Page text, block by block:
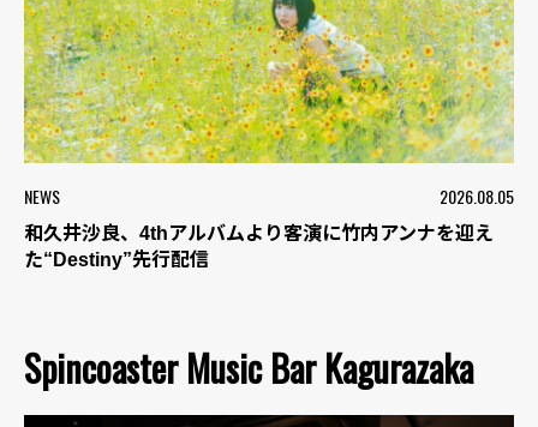
NEWS 2026.08.05
和久井沙良、4thアルバムより客演に竹内アンナを迎え
た“Destiny”先行配信
Spincoaster Music Bar Kagurazaka